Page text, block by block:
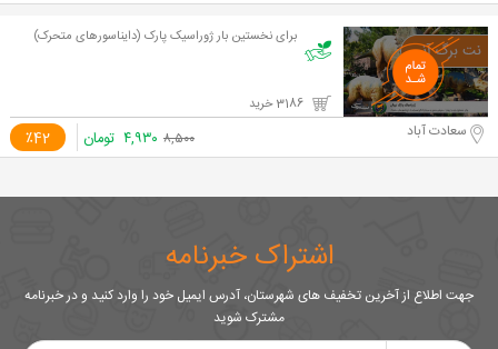
برای نخستین بار ژوراسیک پارک (دایناسورهای متحرک)
٪42 سعادت آباد ۸,۵۰۰ ۴,۹۳۰ تومان
اشتراک خبرنامه
جهت اطلاع از آخرین تخفیف های شهرستان، آدرس ایمیل خود را وارد کنید و در خبرنامه
مشترک شوید